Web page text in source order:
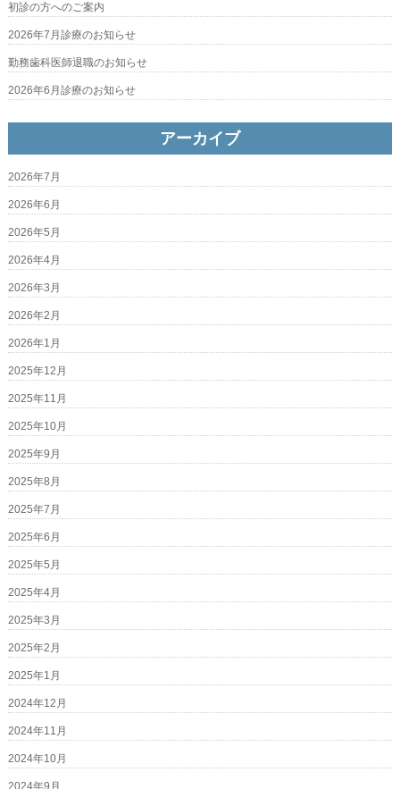
初診の方へのご案内
2026年7月診療のお知らせ
勤務歯科医師退職のお知らせ
2026年6月診療のお知らせ
アーカイブ
2026年7月
2026年6月
2026年5月
2026年4月
2026年3月
2026年2月
2026年1月
2025年12月
2025年11月
2025年10月
2025年9月
2025年8月
2025年7月
2025年6月
2025年5月
2025年4月
2025年3月
2025年2月
2025年1月
2024年12月
2024年11月
2024年10月
2024年9月